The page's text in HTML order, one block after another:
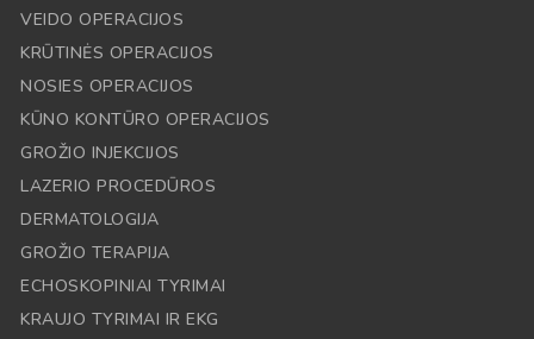
VEIDO OPERACIJOS
KRŪTINĖS OPERACIJOS
NOSIES OPERACIJOS
KŪNO KONTŪRO OPERACIJOS
GROŽIO INJEKCIJOS
LAZERIO PROCEDŪROS
DERMATOLOGIJA
GROŽIO TERAPIJA
ECHOSKOPINIAI TYRIMAI
KRAUJO TYRIMAI IR EKG